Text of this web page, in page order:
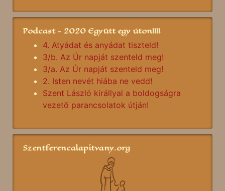
Podcast - 2020 Együtt egy úton!!!!
4. Atyádat és anyádat tiszteld!
3/b. Az Úr napját szenteld meg!
3/a. Az Úr napját szenteld meg!
2. Isten nevét hiába ne vedd!
Szent László királlyal a boldogságra
vezető parancsolatok útján!
Szentferencalapitvany.org